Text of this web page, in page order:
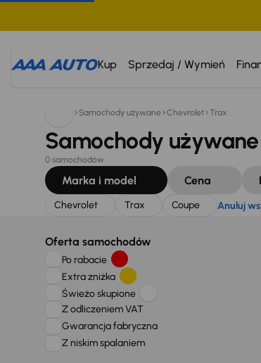
Kup Sprzedaj / Wymień
Szukam: Anuluj
Samochody używane Chevrolet Trax
Samochody
0 samochodów
Marka i model Cena
Chevrolet Trax Coupe Anuluj
Oferta samochodów
Po rabacie
Extra zniżka
Świeżo skupione
Z odliczeniem VAT
Gwarancja fabryczna
Z niskim spalaniem